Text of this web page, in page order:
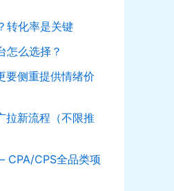
转化率是关键
怎么选择？
要侧重提供情绪价
拉新流程（不限推
CPA/CPS全品类项